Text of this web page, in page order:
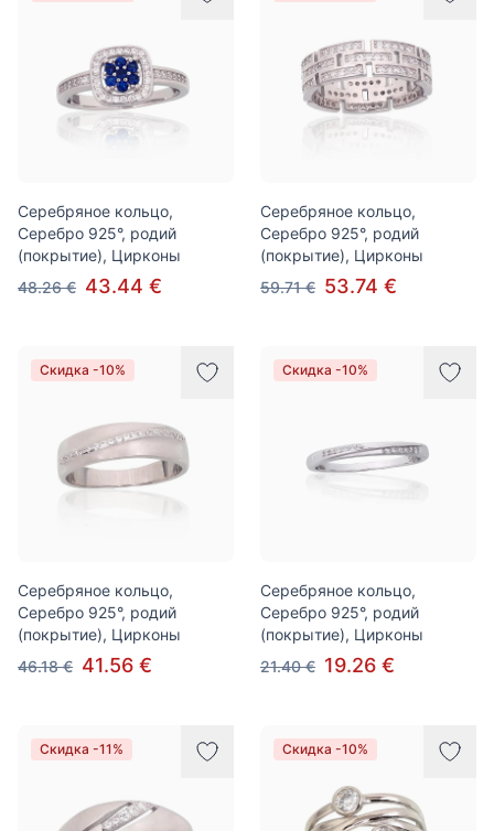
Серебряное кольцо,
Серебро 925°, родий
(покрытие), Цирконы
48.26 € 43.44 €
Серебряное кольцо,
Серебро 925°, родий
(покрытие), Цирконы
59.71 € 53.74 €
Скидка -10%
Серебряное кольцо,
Серебро 925°, родий
(покрытие), Цирконы
46.18 € 41.56 €
Скидка -10%
Серебряное кольцо,
Серебро 925°, родий
(покрытие), Цирконы
21.40 € 19.26 €
Скидка -11% Скидка -10%